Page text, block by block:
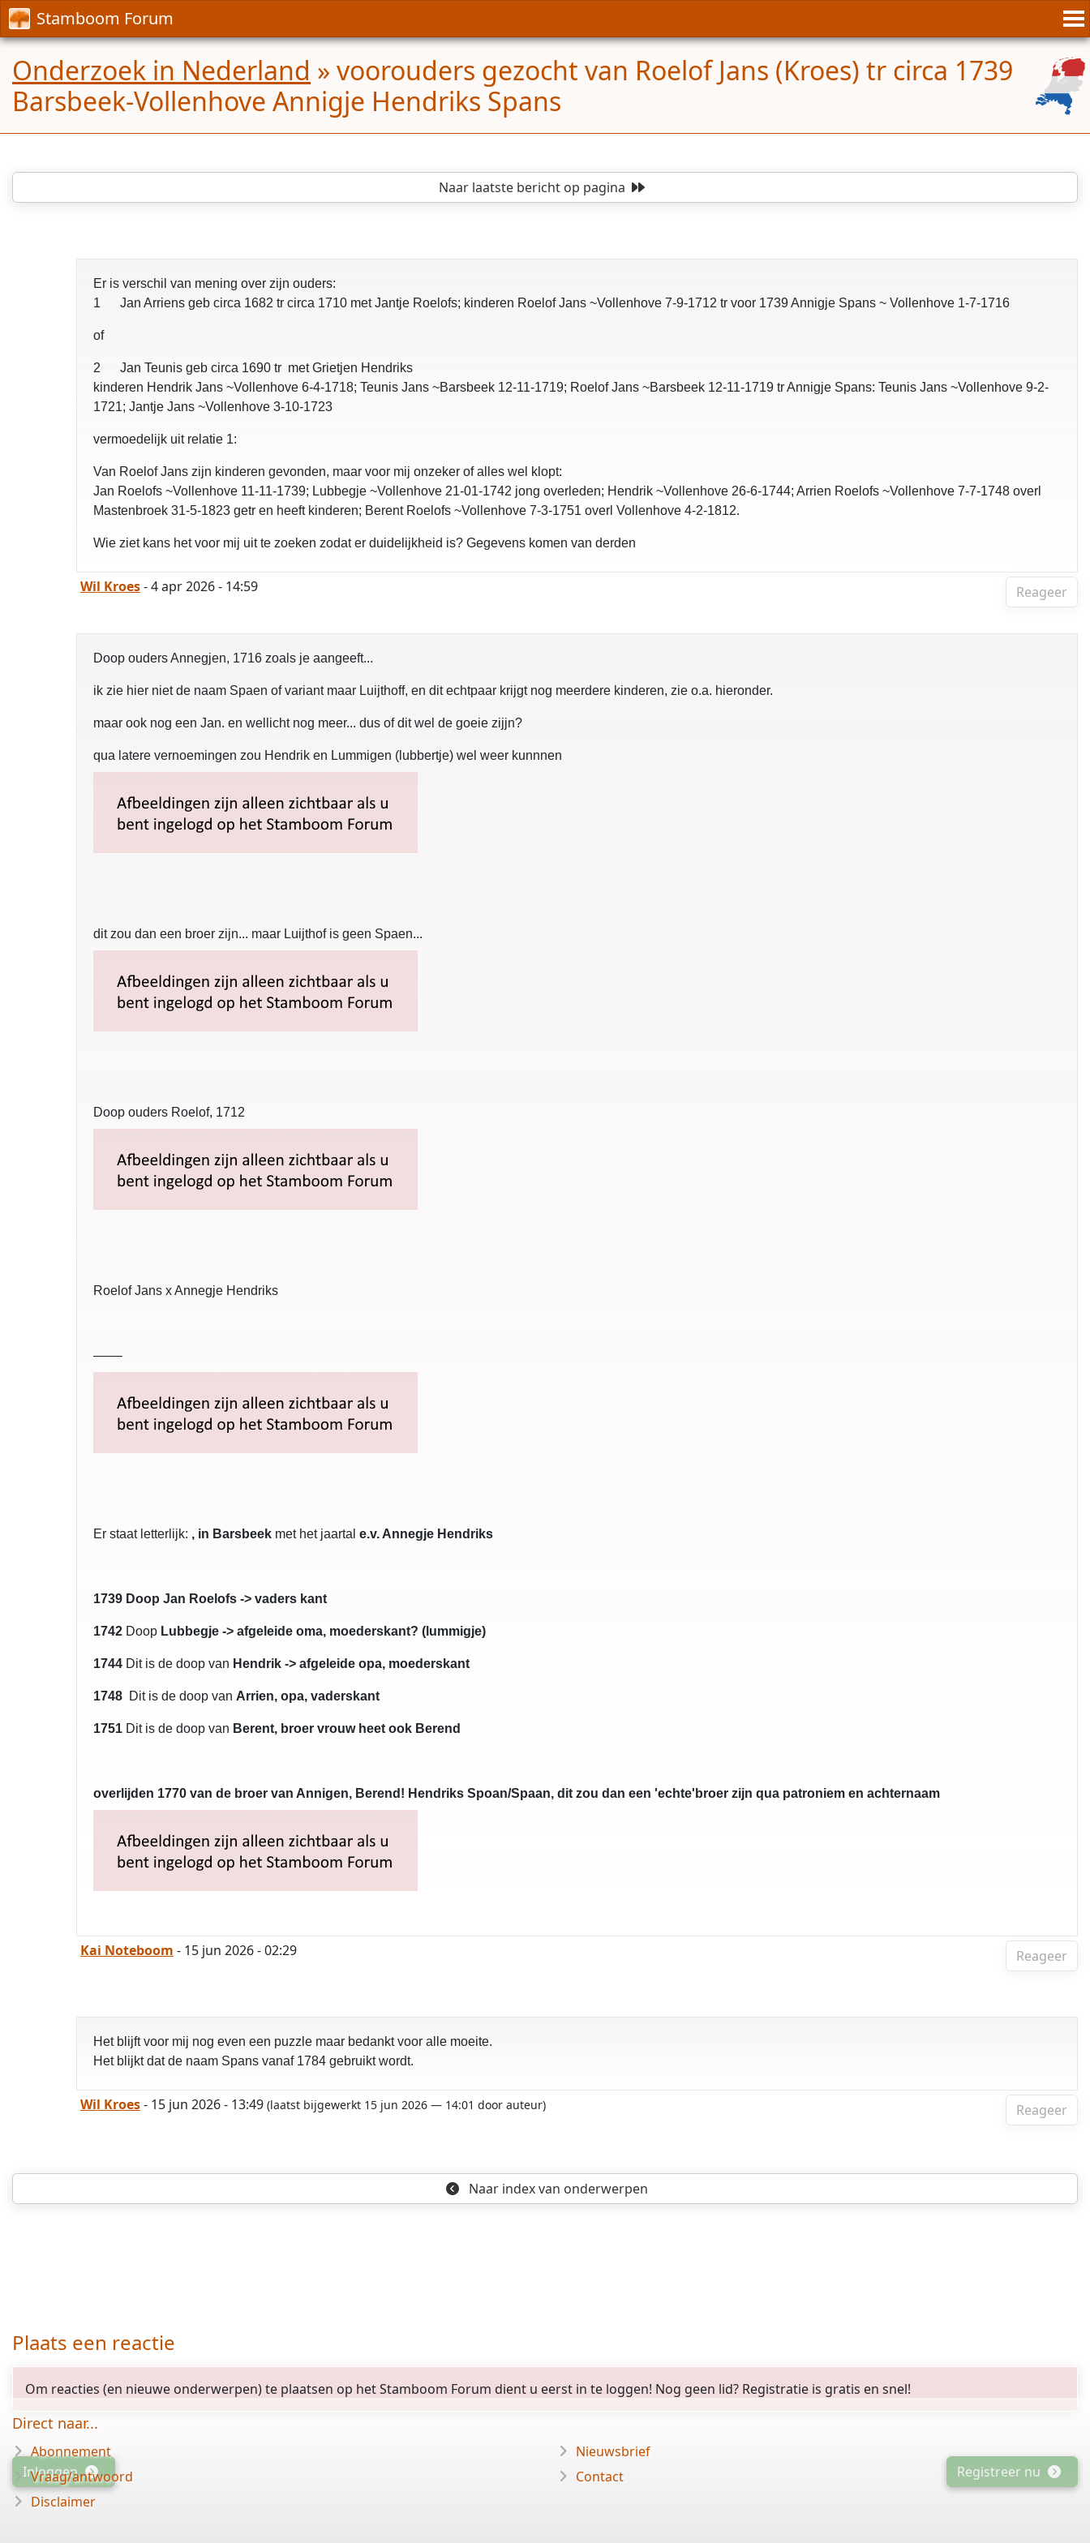
Stamboom Forum
Onderzoek in Nederland » voorouders gezocht van Roelof Jans (Kroes) tr circa 1739
Barsbeek-Vollenhove Annigje Hendriks Spans
Naar laatste berichtop pagina
Er is verschil van mening over zijn ouders:
1 Jan Arriens geb circa 1682 tr circa 1710 met Jantje Roelofs; kinderen Roelof Jans ~Vollenhove 7-9-1712 tr voor 1739 Annigje Spans ~ Vollenhove 1-7-1716
of
2 Jan Teunis geb circa 1690 tr met Grietjen Hendriks
kinderen Hendrik Jans ~Vollenhove 6-4-1718; Teunis Jans ~Barsbeek 12-11-1719; Roelof Jans ~Barsbeek 12-11-1719 tr Annigje Spans: Teunis Jans ~Vollenhove 9-2-
1721; Jantje Jans ~Vollenhove 3-10-1723
vermoedelijk uit relatie 1:
Van Roelof Jans zijn kinderen gevonden, maar voor mij onzeker of alles wel klopt:
Jan Roelofs ~Vollenhove 11-11-1739; Lubbegje ~Vollenhove 21-01-1742 jong overleden; Hendrik ~Vollenhove 26-6-1744; Arrien Roelofs ~Vollenhove 7-7-1748 overl
Mastenbroek 31-5-1823 getr en heeft kinderen; Berent Roelofs ~Vollenhove 7-3-1751 overl Vollenhove 4-2-1812.
Wie ziet kans het voor mij uit te zoeken zodat er duidelijkheid is? Gegevens komen van derden
Reageer
Wil Kroes- 4 apr 2026 - 14:59
Doop ouders Annegjen, 1716 zoals je aangeeft...
ik zie hier niet de naam Spaen of variant maar Luijthoff, en dit echtpaar krijgt nog meerdere kinderen, zie o.a. hieronder.
maar ook nog een Jan. en wellicht nog meer... dus of dit wel de goeie zijjn?
qua latere vernoemingen zou Hendrik en Lummigen (lubbertje) wel weer kunnnen
dit zou dan een broer zijn... maar Luijthof is geen Spaen...
Doop ouders Roelof, 1712
Roelof Jans x Annegje Hendriks
––––
Er staat letterlijk: , in Barsbeek met het jaartal e.v. Annegje Hendriks
1739 Doop Jan Roelofs -> vaders kant
1742 Doop Lubbegje -> afgeleide oma, moederskant? (lummigje)
1744 Dit is de doop van Hendrik -> afgeleide opa, moederskant
1748 Dit is de doop van Arrien, opa, vaderskant
1751 Dit is de doop van Berent, broer vrouw heet ook Berend
overlijden 1770 van de broer van Annigen, Berend! Hendriks Spoan/Spaan, dit zou dan een 'echte'broer zijn qua patroniem en achternaam
Reageer
Kai Noteboom - 15 jun 2026 - 02:29
Het blijft voor mij nog even een puzzle maar bedankt voor alle moeite.
Het blijkt dat de naam Spans vanaf 1784 gebruikt wordt.
Reageer
Wil Kroes- 15 jun 2026 - 13:49 (laatst bijgewerkt 15 jun 2026 — 14:01 door auteur)
Naar indexvan onderwerpen
Plaats een reactie
Om reacties (en nieuwe onderwerpen) te plaatsen op het Stamboom Forum dient u eerst in te loggen! Nog geen lid? Registratie is gratis en snel!
Inloggen Registreer nu
Direct naar...
Abonnement
Vraag/antwoord
Disclaimer
Nieuwsbrief
Contact